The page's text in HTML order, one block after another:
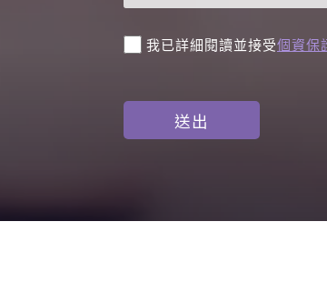
我已詳細閱讀並接受個資保